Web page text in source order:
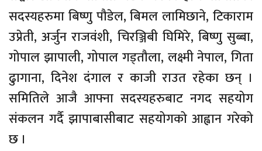
सदस्यहरुमा बिष्णु पौडेल, बिमल लामिछाने, टिकाराम
उप्रेती, अर्जुन राजवंशी, चिरञ्जिबी घिमिरे, बिष्णु सुब्बा,
गोपाल झापाली, गोपाल गड्तौला, लक्ष्मी नेपाल, गिता
ढुागाना, दिनेश दंगाल र काजी राउत रहेका छन् ।
समितिले आजै आफ्ना सदस्यहरुबाट नगद सहयोग
संकलन गर्दै झापाबासीबाट सहयोगको आह्वान गरेको
छ ।